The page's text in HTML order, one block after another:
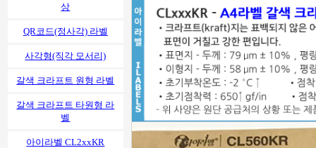
상
QR코드(정사각) 라벨
사각형(직각 모서리)
갈색 크라프트 원형 라벨
갈색 크라프트 타원형 라
벨
아이라벨 CL2xxKR